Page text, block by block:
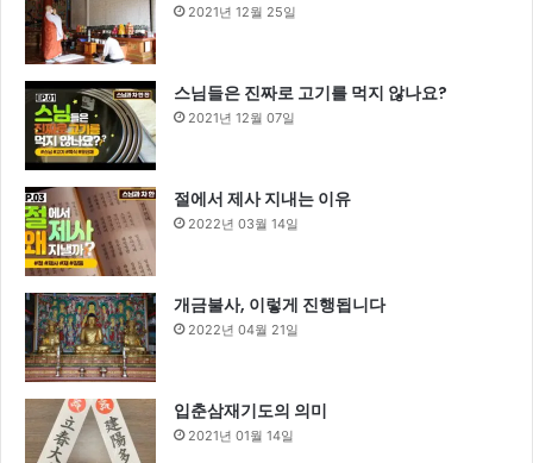
2021년 12월 25일
스님들은 진짜로 고기를 먹지 않나요?
2021년 12월 07일
절에서 제사 지내는 이유
2022년 03월 14일
개금불사, 이렇게 진행됩니다
2022년 04월 21일
입춘삼재기도의 의미
2021년 01월 14일